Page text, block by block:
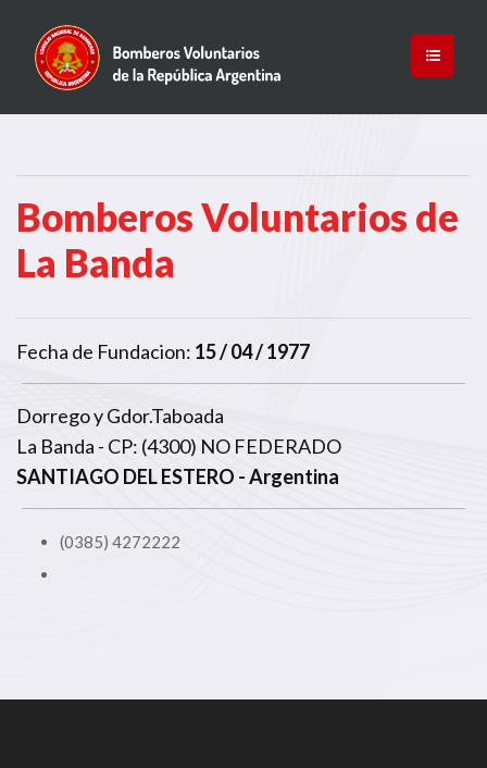
Bomberos Voluntarios de
La Banda
Fecha de Fundacion: 15 / 04 / 1977
Dorrego y Gdor.Taboada
La Banda - CP: (4300) NO FEDERADO
SANTIAGO DEL ESTERO - Argentina
(0385) 4272222